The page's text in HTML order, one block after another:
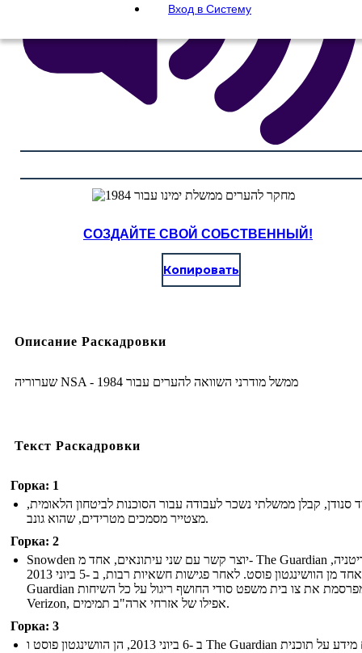
Вход в Систему
СОЗДАЙТЕ СВОЙ СОБСТВЕННЫЙ!
Копировать
Описание Раскадровки
שערוריה NSA - ממשל מודרני השוואה להערים עבור 1984
Текст Раскадровки
Горка: 1
סנודן, קבלן ממשלתי נשכר לעבודה עבור הסוכנות לביטחון הלאומית,
מצטייר מסמכים מטרידים, שהוא גונב.
Горка: 2
Snowden יוצר קשר עם שני עיתונאים, אחד מ- The Guardian בבריטניה,
ואחד מן הוושינגטון פוסט. לאחר פגישות חשאיות רבות, ב -5 ביוני 2013, The
Guardian מפרסמת את צו בית משפט סודי החושף ריגול על כל השיחות
Verizon, אפילו של אזרחי ארה"ב תמימים.
Горка: 3
ב -6 ביוני 2013, הן הוושינגטון פוסט ו The Guardian לפרסם מידע על תוכנית